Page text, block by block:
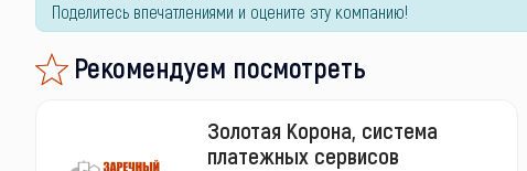
Поделитесь впечатлениями и оцените эту компанию!
Рекомендуем посмотреть
Золотая Коронa, система
платежных сервисов